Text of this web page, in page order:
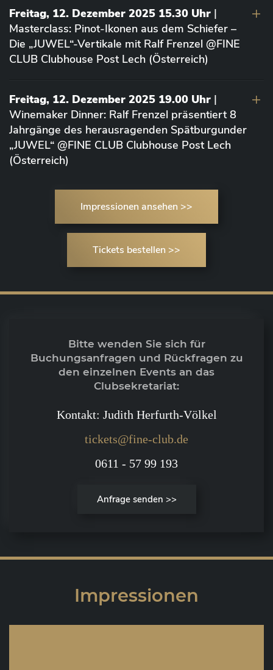
Freitag, 12. Dezember 2025 15.30 Uhr |
Masterclass: Pinot-Ikonen aus dem Schiefer –
Die „JUWEL“-Vertikale mit Ralf Frenzel @FINE
CLUB Clubhouse Post Lech (Österreich)
Freitag, 12. Dezember 2025 19.00 Uhr |
Winemaker Dinner: Ralf Frenzel präsentiert 8
Jahrgänge des herausragenden Spätburgunder
„JUWEL“ @FINE CLUB Clubhouse Post Lech
(Österreich)
Impressionen ansehen >>
Tickets bestellen >>
Bitte wenden Sie sich für
Buchungsanfragen und Rückfragen zu
den einzelnen Events an das
Clubsekretariat:
Kontakt: Judith Herfurth-Völkel
tickets@fine-club.de
0611 - 57 99 193
Anfrage senden >>
Impressionen